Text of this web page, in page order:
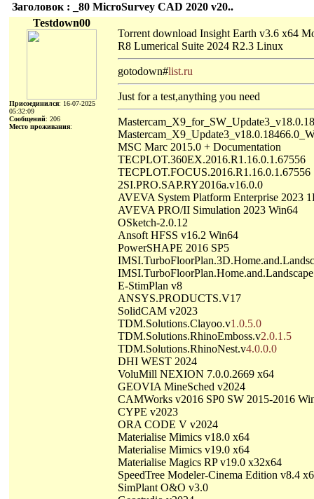
Заголовок : _80 MicroSurvey CAD 2020 v20..
Testdown00
Присоединился: 16-07-2025
05:32:09
Сообщений: 206
Место проживания:
Torrent download Insight Earth v3.6 x64
R8 Lumerical Suite 2024 R2.3 Linux
gotodown#list.ru
Just for a test,anything you need
MSC Marc 2015.0 + Documentation
TECPLOT.360EX.2016.R1.16.0.1.67556
TECPLOT.FOCUS.2016.R1.16.0.1.67556
2SI.PRO.SAP.RY2016a.v16.0.0
AVEVA System Platform Enterprise
AVEVA PRO/II Simulation 2023 Win64
OSketch-2.0.12
Ansoft HFSS v16.2 Win64
PowerSHAPE 2016 SP5
E-StimPlan v8
ANSYS.PRODUCTS.V17
SolidCAM v2023
TDM.Solutions.Clayoo.v1.0.5.0
TDM.Solutions.RhinoEmboss.v2.0.1.5
TDM.Solutions.RhinoNest.v4.0.0.0
DHI WEST 2024
VoluMill NEXION 7.0.0.2669 x64
GEOVIA MineSched v2024
CAMWorks v2016 SP0 SW 2015-2016
CYPE v2023
ORA CODE V v2024
Materialise Mimics v18.0 x64
Materialise Mimics v19.0 x64
Materialise Magics RP v19.0 x32x64
SpeedTree Modeler-Cinema Edition v8.4
SimPlant O&O v3.0